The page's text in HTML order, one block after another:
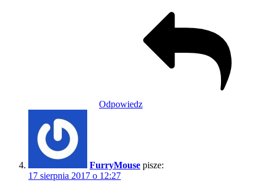
Odpowiedz
FurryMouse pisze:
17 sierpnia 2017 o 12:27